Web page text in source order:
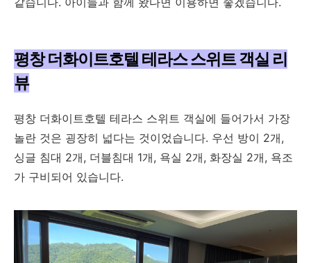
평창 더화이트호텔 테라스 스위트 객실 리
뷰
평창 더화이트호텔 테라스 스위트 객실에 들어가서 가장
놀란 것은 굉장히 넓다는 것이었습니다. 우선 방이 2개,
싱글 침대 2개, 더블침대 1개, 욕실 2개, 화장실 2개, 욕조
가 구비되어 있습니다.